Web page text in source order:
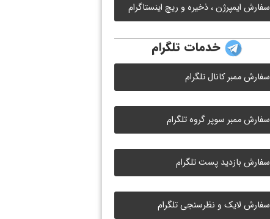
سفارش ایمپرژن ، ذخیره و ریچ اینستاگرام
خدمات تلگرام
سفارش ممبر کانال تلگرام
سفارش ممبر سوپر گروه تلگرام
سفارش بازدید پست تلگرام
سفارش لایک و نظرسنجی تلگرام